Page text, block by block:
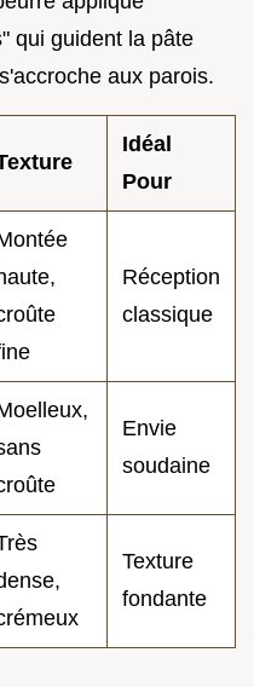
qui guident la pâte
aux parois.
Idéal
Pour
Réception
classique
Envie
soudaine
Texture
fondante